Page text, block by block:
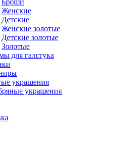
Броши
Женские
Детские
Женские золотые
Детские золотые
Золотые
для галстука
украшения
украшения